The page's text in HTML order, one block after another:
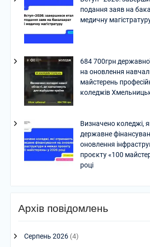
подання заяв на
медичну
684 700грн
на оновлення
майстерень
коледжів
Визначено коледжі,
державне
оновлення
проєкту «100
році
Архів повідомлень
Серпень 2026(4)